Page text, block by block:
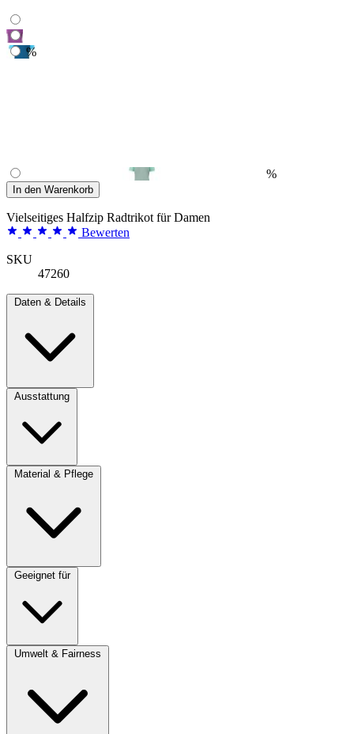
%
%
In den Warenkorb
Vielseitiges Halfzip Radtrikot für Damen
Bewerten
SKU
47260
Daten & Details
Ausstattung
Material & Pflege
Geeignet für
Umwelt & Fairness